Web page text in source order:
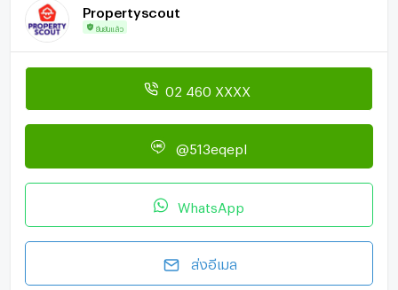
Propertyscout
ยืนยันแล้ว
02 460 XXXX
@513eqepl
WhatsApp
ส่งอีเมล